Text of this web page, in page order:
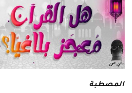
المصطبة